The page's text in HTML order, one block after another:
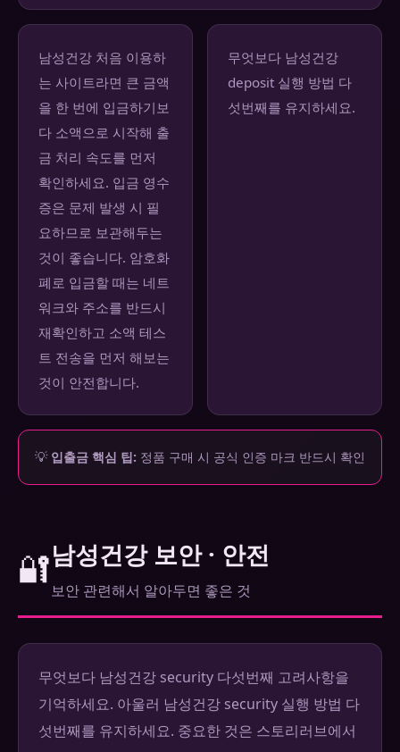
남성건강 처음 이용하
는 사이트라면 큰 금액
을 한 번에 입금하기보
다 소액으로 시작해 출
금 처리 속도를 먼저
확인하세요. 입금 영수
증은 문제 발생 시 필
요하므로 보관해두는
것이 좋습니다. 암호화
폐로 입금할 때는 네트
워크와 주소를 반드시
재확인하고 소액 테스
트 전송을 먼저 해보는
것이 안전합니다.
무엇보다 남성건강
deposit 실행 방법 다
섯번째를 유지하세요.
💡 입출금 핵심 팁: 정품 구매 시 공식 인증 마크 반드시 확인
🔐남성건강 보안 · 안전
보안 관련해서 알아두면 좋은 것
무엇보다 남성건강 security 다섯번째 고려사항을
기억하세요. 아울러 남성건강 security 실행 방법 다
섯번째를 유지하세요. 중요한 것은 스토리러브에서